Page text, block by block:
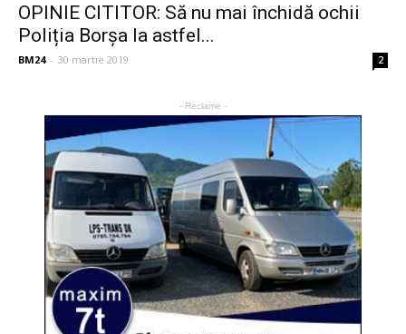
OPINIE CITITOR: Să nu mai închidă ochii
Poliția Borșa la astfel...
BM24 - 30 martie 2019 2
- Reclame -